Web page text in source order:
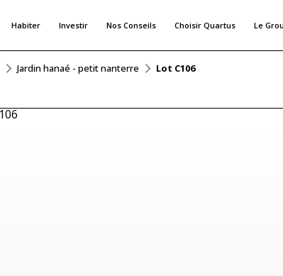
Habiter Investir Nos Conseils Choisir Quartus Le
Jardin hanaé - petit nanterre Lot C106